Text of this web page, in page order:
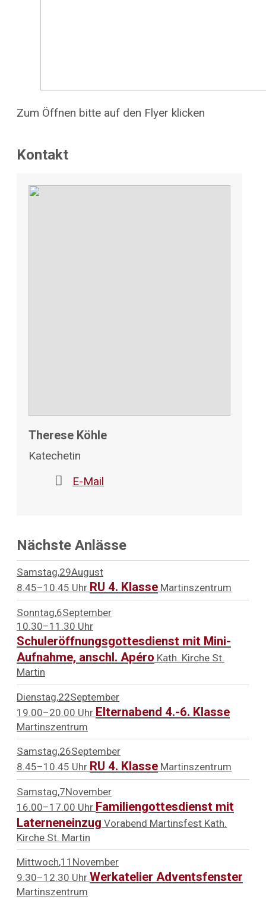
Zum Öffnen bitte auf den Flyer klicken
Kontakt
Therese Köhle
Katechetin
E-Mail
Nächste Anlässe
Samstag 29August
8.45–10.45 Uhr RU 4. Klasse Martinszentrum
Sonntag 6September
10.30–11.30 Uhr
Schuleröffnungsgottesdienst mit Mini-
Aufnahme, anschl. Apéro Kath. Kirche St.
Martin
Dienstag 22September
19.00–20.00 Uhr Elternabend 4.-6. Klasse
Martinszentrum
Samstag 26September
8.45–10.45 Uhr RU 4. Klasse Martinszentrum
Samstag 7November
16.00–17.00 Uhr Familiengottesdienst mit
Laterneneinzug Vorabend Martinsfest Kath.
Kirche St. Martin
Mittwoch 11 November
9.30–12.30 Uhr Werkatelier Adventsfenster
Martinszentrum